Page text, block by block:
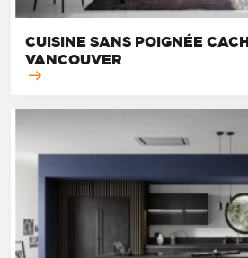
CUISINE SANS POIGNÉE
VANCOUVER